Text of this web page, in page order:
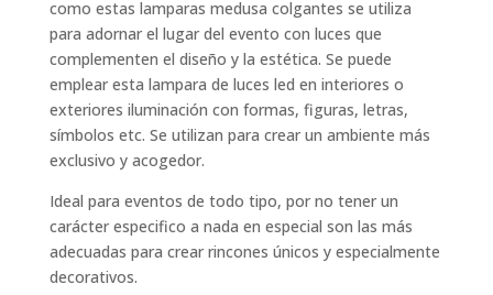
como estas lamparas medusa colgantes se utiliza
para adornar el lugar del evento con luces que
complementen el diseño y la estética. Se puede
emplear esta lampara de luces led en interiores o
exteriores iluminación con formas, figuras, letras,
símbolos etc. Se utilizan para crear un ambiente más
exclusivo y acogedor.
Ideal para eventos de todo tipo, por no tener un
carácter especifico a nada en especial son las más
adecuadas para crear rincones únicos y especialmente
decorativos.